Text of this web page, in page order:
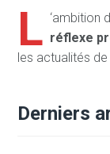
L ‘ambition
réflexe
les actualités
Derniers